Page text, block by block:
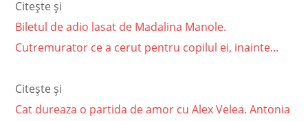
Citește și
Biletul de adio lasat de Madalina Manole.
Cutremurator ce a cerut pentru copilul ei, inainte...
Citește și
Cat dureaza o partida de amor cu Alex Velea. Antonia